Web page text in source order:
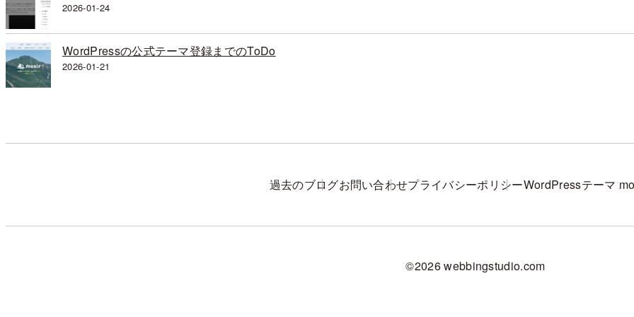
2026-01-24
WordPressの公式テーマ登録までのToDo
2026-01-21
過去のブログお問い合わせプライバシーポリシーWordPressテーマ
©2026 webbingstudio.com